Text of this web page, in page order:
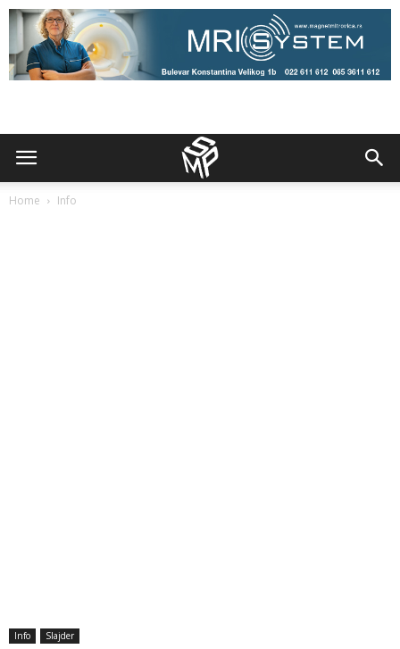
Home Info
Info Slajder